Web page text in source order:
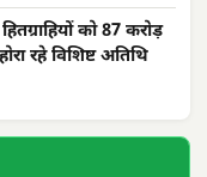
को 87 करोड़
रहे विशिष्ट अतिथि